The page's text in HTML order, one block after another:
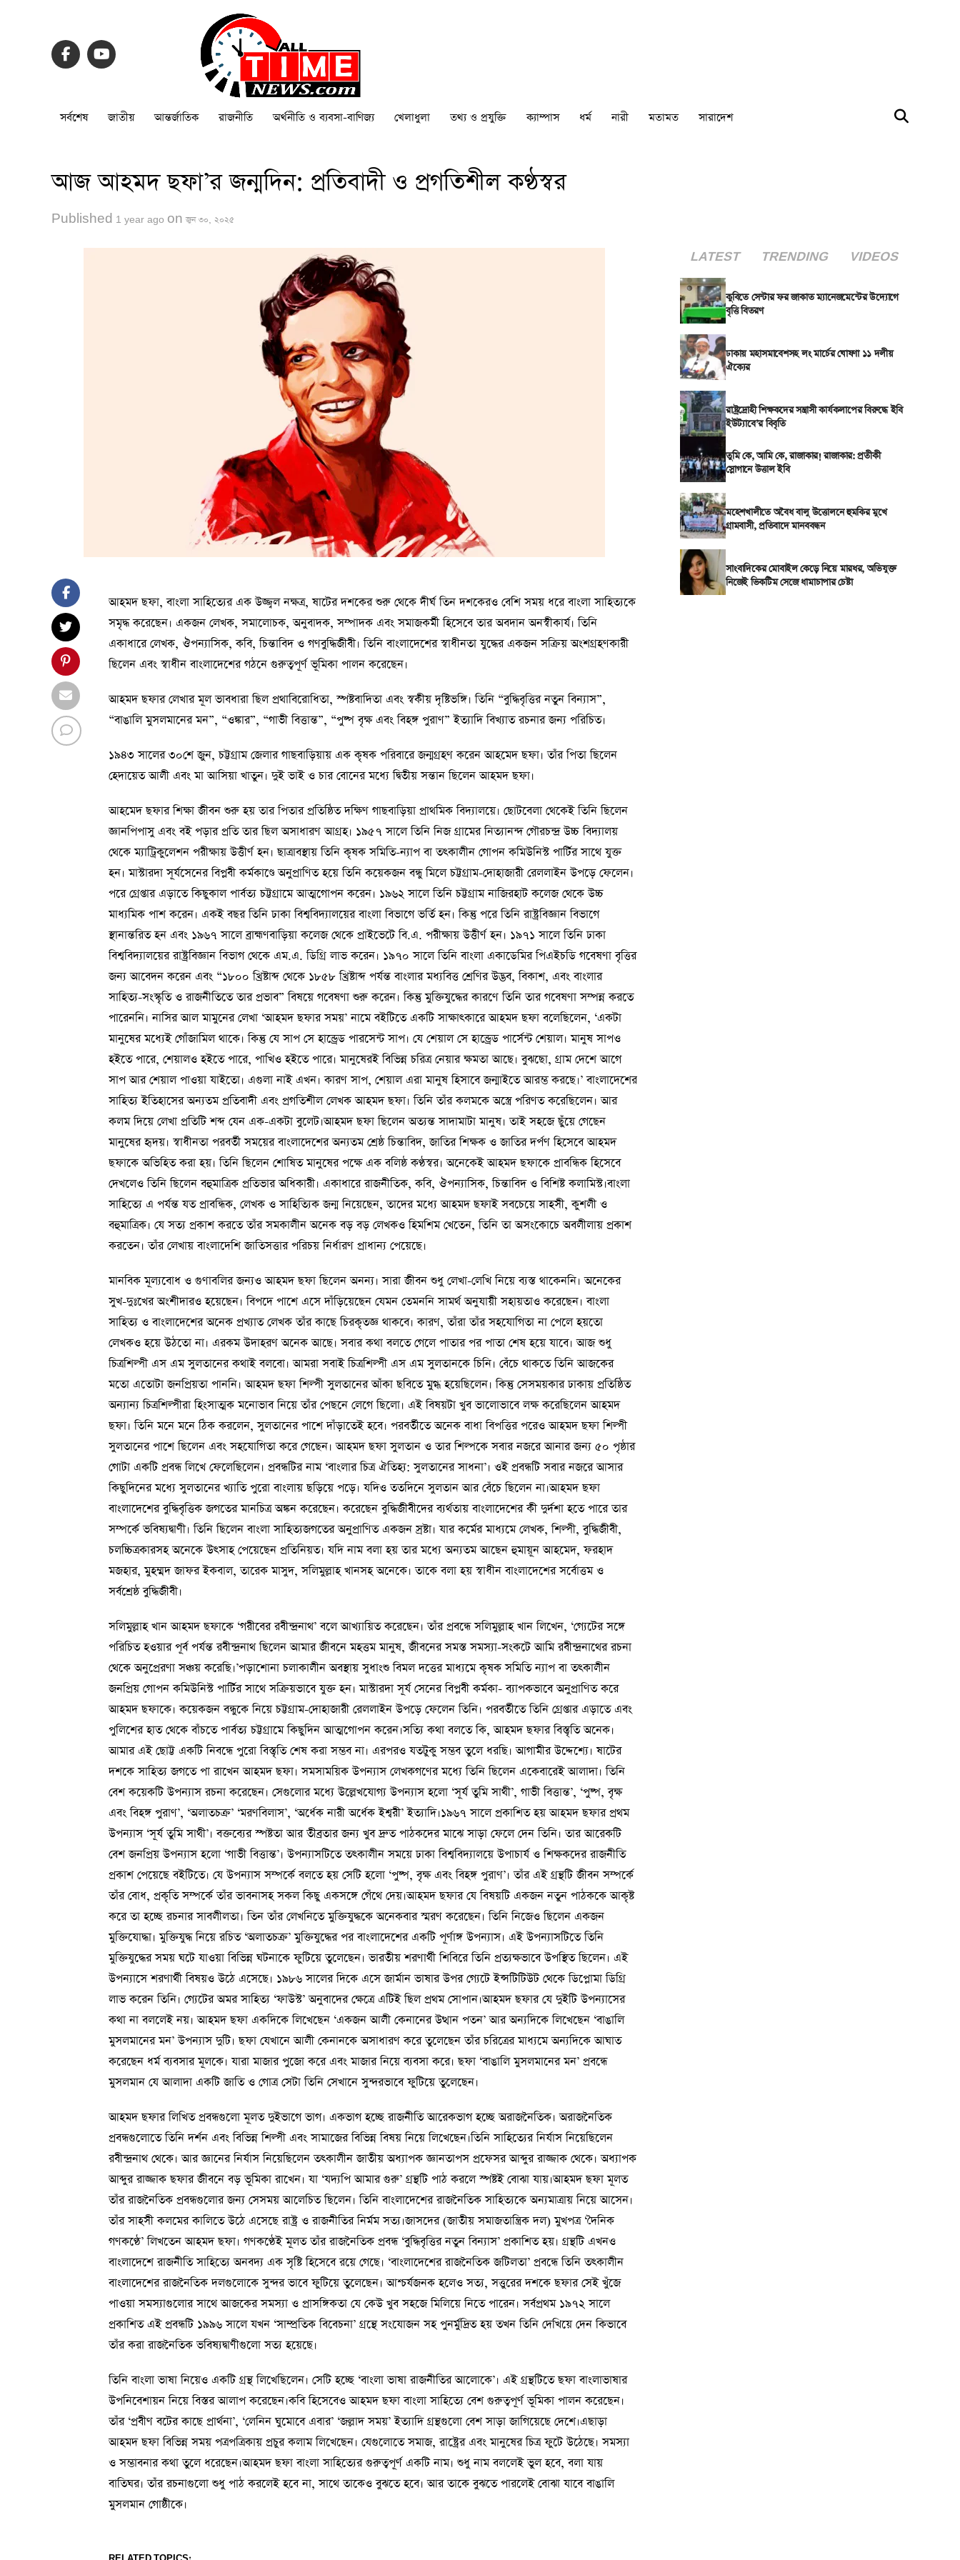
সর্বশেষ জাতীয় আন্তর্জাতিক রাজনীতি অর্থনীতি ও ব্যবসা-বাণিজ্য খেলাধুলা তথ্য ও প্রযুক্তি ক্যাম্পাস ধর্ম নারী মতামত সারাদেশ
আজ আহমদ ছফা’র জন্মদিন: প্রতিবাদী ও প্রগতিশীল কণ্ঠস্বর
Published 1 year ago on জুন ৩০, ২০২৫
আহমদ ছফা, বাংলা সাহিত্যের এক উজ্জ্বল নক্ষত্র, ষাটের দশকের শুরু থেকে দীর্ঘ তিন দশকেরও বেশি সময় ধরে বাংলা সাহিত্যকে
সমৃদ্ধ করেছেন। একজন লেখক, সমালোচক, অনুবাদক, সম্পাদক এবং সমাজকর্মী হিসেবে তার অবদান অনস্বীকার্য। তিনি
একাধারে লেখক, ঔপন্যাসিক, কবি, চিন্তাবিদ ও গণবুদ্ধিজীবী। তিনি বাংলাদেশের স্বাধীনতা যুদ্ধের একজন সক্রিয় অংশগ্রহণকারী
ছিলেন এবং স্বাধীন বাংলাদেশের গঠনে গুরুত্বপূর্ণ ভূমিকা পালন করেছেন।
আহমদ ছফার লেখার মূল ভাবধারা ছিল প্রথাবিরোধিতা, স্পষ্টবাদিতা এবং স্বকীয় দৃষ্টিভঙ্গি। তিনি “বুদ্ধিবৃত্তির নতুন বিন্যাস”,
“বাঙালি মুসলমানের মন”, “ওঙ্কার”, “গাভী বিত্তান্ত”, “পুষ্প বৃক্ষ এবং বিহঙ্গ পুরাণ” ইত্যাদি বিখ্যাত রচনার জন্য পরিচিত।
১৯৪৩ সালের ৩০শে জুন, চট্টগ্রাম জেলার গাছবাড়িয়ায় এক কৃষক পরিবারে জন্মগ্রহণ করেন আহমেদ ছফা। তাঁর পিতা ছিলেন
হেদায়েত আলী এবং মা আসিয়া খাতুন। দুই ভাই ও চার বোনের মধ্যে দ্বিতীয় সন্তান ছিলেন আহমদ ছফা।
আহমেদ ছফার শিক্ষা জীবন শুরু হয় তার পিতার প্রতিষ্ঠিত দক্ষিণ গাছবাড়িয়া প্রাথমিক বিদ্যালয়ে। ছোটবেলা থেকেই তিনি ছিলেন
জ্ঞানপিপাসু এবং বই পড়ার প্রতি তার ছিল অসাধারণ আগ্রহ। ১৯৫৭ সালে তিনি নিজ গ্রামের নিত্যানন্দ গৌরচন্দ্র উচ্চ বিদ্যালয়
থেকে ম্যাট্রিকুলেশন পরীক্ষায় উত্তীর্ণ হন। ছাত্রাবস্থায় তিনি কৃষক সমিতি-ন্যাপ বা তৎকালীন গোপন কমিউনিস্ট পার্টির সাথে যুক্ত
হন। মাস্টারদা সূর্যসেনের বিপ্লবী কর্মকাণ্ডে অনুপ্রাণিত হয়ে তিনি কয়েকজন বন্ধু মিলে চট্টগ্রাম-দোহাজারী রেললাইন উপড়ে ফেলেন।
পরে গ্রেপ্তার এড়াতে কিছুকাল পার্বত্য চট্টগ্রামে আত্মগোপন করেন। ১৯৬২ সালে তিনি চট্টগ্রাম নাজিরহাট কলেজ থেকে উচ্চ
মাধ্যমিক পাশ করেন। একই বছর তিনি ঢাকা বিশ্ববিদ্যালয়ের বাংলা বিভাগে ভর্তি হন। কিন্তু পরে তিনি রাষ্ট্রবিজ্ঞান বিভাগে
স্থানান্তরিত হন এবং ১৯৬৭ সালে ব্রাহ্মণবাড়িয়া কলেজ থেকে প্রাইভেটে বি.এ. পরীক্ষায় উত্তীর্ণ হন। ১৯৭১ সালে তিনি ঢাকা
বিশ্ববিদ্যালয়ের রাষ্ট্রবিজ্ঞান বিভাগ থেকে এম.এ. ডিগ্রি লাভ করেন। ১৯৭০ সালে তিনি বাংলা একাডেমির পিএইচডি গবেষণা বৃত্তির
জন্য আবেদন করেন এবং “১৮০০ খ্রিষ্টাব্দ থেকে ১৮৫৮ খ্রিষ্টাব্দ পর্যন্ত বাংলার মধ্যবিত্ত শ্রেণির উদ্ভব, বিকাশ, এবং বাংলার
সাহিত্য-সংস্কৃতি ও রাজনীতিতে তার প্রভাব” বিষয়ে গবেষণা শুরু করেন। কিন্তু মুক্তিযুদ্ধের কারণে তিনি তার গবেষণা সম্পন্ন করতে
পারেননি। নাসির আল মামুনের লেখা ‘আহমদ ছফার সময়’ নামে বইটিতে একটি সাক্ষাৎকারে আহমদ ছফা বলেছিলেন, ‘একটা
মানুষের মধ্যেই গোঁজামিল থাকে। কিন্তু যে সাপ সে হান্ড্রেড পারসেন্ট সাপ। যে শেয়াল সে হান্ড্রেড পার্সেন্ট শেয়াল। মানুষ সাপও
হইতে পারে, শেয়ালও হইতে পারে, পাখিও হইতে পারে। মানুষেরই বিভিন্ন চরিত্র নেয়ার ক্ষমতা আছে। বুঝছো, গ্রাম দেশে আগে
সাপ আর শেয়াল পাওয়া যাইতো। এগুলা নাই এখন। কারণ সাপ, শেয়াল এরা মানুষ হিসাবে জন্মাইতে আরম্ভ করছে।’ বাংলাদেশের
সাহিত্য ইতিহাসের অন্যতম প্রতিবাদী এবং প্রগতিশীল লেখক আহমদ ছফা। তিনি তাঁর কলমকে অস্ত্রে পরিণত করেছিলেন। আর
কলম দিয়ে লেখা প্রতিটি শব্দ যেন এক-একটা বুলেট।আহমদ ছফা ছিলেন অত্যন্ত সাদামাটা মানুষ। তাই সহজে ছুঁয়ে গেছেন
মানুষের হৃদয়। স্বাধীনতা পরবর্তী সময়ের বাংলাদেশের অন্যতম শ্রেষ্ঠ চিন্তাবিদ, জাতির শিক্ষক ও জাতির দর্পণ হিসেবে আহমদ
ছফাকে অভিহিত করা হয়। তিনি ছিলেন শোষিত মানুষের পক্ষে এক বলিষ্ঠ কণ্ঠস্বর। অনেকেই আহমদ ছফাকে প্রাবন্ধিক হিসেবে
দেখলেও তিনি ছিলেন বহুমাত্রিক প্রতিভার অধিকারী। একাধারে রাজনীতিক, কবি, ঔপন্যাসিক, চিন্তাবিদ ও বিশিষ্ট কলামিস্ট।বাংলা
সাহিত্যে এ পর্যন্ত যত প্রাবন্ধিক, লেখক ও সাহিত্যিক জন্ম নিয়েছেন, তাদের মধ্যে আহমদ ছফাই সবচেয়ে সাহসী, কুশলী ও
বহুমাত্রিক। যে সত্য প্রকাশ করতে তাঁর সমকালীন অনেক বড় বড় লেখকও হিমশিম খেতেন, তিনি তা অসংকোচে অবলীলায় প্রকাশ
করতেন। তাঁর লেখায় বাংলাদেশি জাতিসত্তার পরিচয় নির্ধারণ প্রাধান্য পেয়েছে।
মানবিক মূল্যবোধ ও গুণাবলির জন্যও আহমদ ছফা ছিলেন অনন্য। সারা জীবন শুধু লেখা-লেখি নিয়ে ব্যস্ত থাকেননি। অনেকের
সুখ-দুঃখের অংশীদারও হয়েছেন। বিপদে পাশে এসে দাঁড়িয়েছেন যেমন তেমননি সামর্থ অনুযায়ী সহায়তাও করেছেন। বাংলা
সাহিত্য ও বাংলাদেশের অনেক প্রখ্যাত লেখক তাঁর কাছে চিরকৃতজ্ঞ থাকবে। কারণ, তাঁরা তাঁর সহযোগিতা না পেলে হয়তো
লেখকও হয়ে উঠতো না। এরকম উদাহরণ অনেক আছে। সবার কথা বলতে গেলে পাতার পর পাতা শেষ হয়ে যাবে। আজ শুধু
চিত্রশিল্পী এস এম সুলতানের কথাই বলবো। আমরা সবাই চিত্রশিল্পী এস এম সুলতানকে চিনি। বেঁচে থাকতে তিনি আজকের
মতো এতোটা জনপ্রিয়তা পাননি। আহমদ ছফা শিল্পী সুলতানের আঁকা ছবিতে মুগ্ধ হয়েছিলেন। কিন্তু সেসময়কার ঢাকায় প্রতিষ্ঠিত
অন্যান্য চিত্রশিল্পীরা হিংসাত্মক মনোভাব নিয়ে তাঁর পেছনে লেগে ছিলো। এই বিষয়টা খুব ভালোভাবে লক্ষ করেছিলেন আহমদ
ছফা। তিনি মনে মনে ঠিক করলেন, সুলতানের পাশে দাঁড়াতেই হবে। পরবর্তীতে অনেক বাধা বিপত্তির পরেও আহমদ ছফা শিল্পী
সুলতানের পাশে ছিলেন এবং সহযোগিতা করে গেছেন। আহমদ ছফা সুলতান ও তার শিল্পকে সবার নজরে আনার জন্য ৫০ পৃষ্ঠার
গোটা একটি প্রবন্ধ লিখে ফেলেছিলেন। প্রবন্ধটির নাম ‘বাংলার চিত্র ঐতিহ্য: সুলতানের সাধনা’। ওই প্রবন্ধটি সবার নজরে আসার
কিছুদিনের মধ্যে সুলতানের খ্যাতি পুরো বাংলায় ছড়িয়ে পড়ে। যদিও ততদিনে সুলতান আর বেঁচে ছিলেন না।আহমদ ছফা
বাংলাদেশের বুদ্ধিবৃত্তিক জগতের মানচিত্র অঙ্কন করেছেন। করেছেন বুদ্ধিজীবীদের ব্যর্থতায় বাংলাদেশের কী দুর্দশা হতে পারে তার
সম্পর্কে ভবিষ্যদ্বাণী। তিনি ছিলেন বাংলা সাহিত্যজগতের অনুপ্রাণিত একজন স্রষ্টা। যার কর্মের মাধ্যমে লেখক, শিল্পী, বুদ্ধিজীবী,
চলচ্চিত্রকারসহ অনেকে উৎসাহ পেয়েছেন প্রতিনিয়ত। যদি নাম বলা হয় তার মধ্যে অন্যতম আছেন হুমায়ূন আহমেদ, ফরহাদ
মজহার, মুহম্মদ জাফর ইকবাল, তারেক মাসুদ, সলিমুল্লাহ খানসহ অনেকে। তাকে বলা হয় স্বাধীন বাংলাদেশের সর্বোত্তম ও
সর্বশ্রেষ্ঠ বুদ্ধিজীবী।
সলিমুল্লাহ খান আহমদ ছফাকে ‘গরীবের রবীন্দ্রনাথ’ বলে আখ্যায়িত করেছেন। তাঁর প্রবন্ধে সলিমুল্লাহ খান লিখেন, ‘গ্যেটের সঙ্গে
পরিচিত হওয়ার পূর্ব পর্যন্ত রবীন্দ্রনাথ ছিলেন আমার জীবনে মহত্তম মানুষ, জীবনের সমস্ত সমস্যা-সংকটে আমি রবীন্দ্রনাথের রচনা
থেকে অনুপ্রেরণা সঞ্চয় করেছি।’পড়াশোনা চলাকালীন অবস্থায় সুধাংশু বিমল দত্তের মাধ্যমে কৃষক সমিতি ন্যাপ বা তৎকালীন
জনপ্রিয় গোপন কমিউনিস্ট পার্টির সাথে সক্রিয়ভাবে যুক্ত হন। মাস্টারদা সূর্য সেনের বিপ্লবী কর্মকা- ব্যাপকভাবে অনুপ্রাণিত করে
আহমদ ছফাকে। কয়েকজন বন্ধুকে নিয়ে চট্টগ্রাম-দোহাজারী রেললাইন উপড়ে ফেলেন তিনি। পরবর্তীতে তিনি গ্রেপ্তার এড়াতে এবং
পুলিশের হাত থেকে বাঁচতে পার্বত্য চট্টগ্রামে কিছুদিন আত্মগোপন করেন।সত্যি কথা বলতে কি, আহমদ ছফার বিস্তৃতি অনেক।
আমার এই ছোট্ট একটি নিবন্ধে পুরো বিস্তৃতি শেষ করা সম্ভব না। এরপরও যতটুকু সম্ভব তুলে ধরছি। আগামীর উদ্দেশ্যে। ষাটের
দশকে সাহিত্য জগতে পা রাখেন আহমদ ছফা। সমসাময়িক উপন্যাস লেখকগণের মধ্যে তিনি ছিলেন একেবারেই আলাদা। তিনি
বেশ কয়েকটি উপন্যাস রচনা করেছেন। সেগুলোর মধ্যে উল্লেখযোগ্য উপন্যাস হলো ‘সূর্য তুমি সাথী’, গাভী বিত্তান্ত’, ‘পুষ্প, বৃক্ষ
এবং বিহঙ্গ পুরাণ’, ‘অলাতচক্র’ ‘মরণবিলাস’, ‘অর্ধেক নারী অর্ধেক ইশ্বরী’ ইত্যাদি।১৯৬৭ সালে প্রকাশিত হয় আহমদ ছফার প্রথম
উপন্যাস ‘সূর্য তুমি সাথী’। বক্তব্যের স্পষ্টতা আর তীব্রতার জন্য খুব দ্রুত পাঠকদের মাঝে সাড়া ফেলে দেন তিনি। তার আরেকটি
বেশ জনপ্রিয় উপন্যাস হলো ‘গাভী বিত্তান্ত’। উপন্যাসটিতে তৎকালীন সময়ে ঢাকা বিশ্ববিদ্যালয়ে উপাচার্য ও শিক্ষকদের রাজনীতি
প্রকাশ পেয়েছে বইটিতে। যে উপন্যাস সম্পর্কে বলতে হয় সেটি হলো ‘পুষ্প, বৃক্ষ এবং বিহঙ্গ পুরাণ’। তাঁর এই গ্রন্থটি জীবন সম্পর্কে
তাঁর বোধ, প্রকৃতি সম্পর্কে তাঁর ভাবনাসহ সকল কিছু একসঙ্গে গেঁথে দেয়।আহমদ ছফার যে বিষয়টি একজন নতুন পাঠককে আকৃষ্ট
করে তা হচ্ছে রচনার সাবলীলতা। তিন তাঁর লেখনিতে মুক্তিযুদ্ধকে অনেকবার স্মরণ করেছেন। তিনি নিজেও ছিলেন একজন
মুক্তিযোদ্ধা। মুক্তিযুদ্ধ নিয়ে রচিত ‘অলাতচক্র’ মুক্তিযুদ্ধের পর বাংলাদেশের একটি পূর্ণাঙ্গ উপন্যাস। এই উপন্যাসটিতে তিনি
মুক্তিযুদ্ধের সময় ঘটে যাওয়া বিভিন্ন ঘটনাকে ফুটিয়ে তুলেছেন। ভারতীয় শরণার্থী শিবিরে তিনি প্রত্যক্ষভাবে উপস্থিত ছিলেন। এই
উপন্যাসে শরণার্থী বিষয়ও উঠে এসেছে। ১৯৮৬ সালের দিকে এসে জার্মান ভাষার উপর গ্যেটে ইন্সটিটিউট থেকে ডিপ্লোমা ডিগ্রি
লাভ করেন তিনি। গ্যেটের অমর সাহিত্য ‘ফাউস্ট’ অনুবাদের ক্ষেত্রে এটিই ছিল প্রথম সোপান।আহমদ ছফার যে দুইটি উপন্যাসের
কথা না বললেই নয়। আহমদ ছফা একদিকে লিখেছেন ‘একজন আলী কেনানের উত্থান পতন’ আর অন্যদিকে লিখেছেন ‘বাঙালি
মুসলমানের মন’ উপন্যাস দুটি। ছফা যেখানে আলী কেনানকে অসাধারণ করে তুলেছেন তাঁর চরিত্রের মাধ্যমে অন্যদিকে আঘাত
করেছেন ধর্ম ব্যবসার মূলকে। যারা মাজার পুজো করে এবং মাজার নিয়ে ব্যবসা করে। ছফা ‘বাঙালি মুসলমানের মন’ প্রবন্ধে
মুসলমান যে আলাদা একটি জাতি ও গোত্র সেটা তিনি সেখানে সুন্দরভাবে ফুটিয়ে তুলেছেন।
আহমদ ছফার লিখিত প্রবন্ধগুলো মূলত দুইভাগে ভাগ। একভাগ হচ্ছে রাজনীতি আরেকভাগ হচ্ছে অরাজনৈতিক। অরাজনৈতিক
প্রবন্ধগুলোতে তিনি দর্শন এবং বিভিন্ন শিল্পী এবং সামাজের বিভিন্ন বিষয় নিয়ে লিখেছেন।তিনি সাহিত্যের নির্যাস নিয়েছিলেন
রবীন্দ্রনাথ থেকে। আর জ্ঞানের নির্যাস নিয়েছিলেন তৎকালীন জাতীয় অধ্যাপক জ্ঞানতাপস প্রফেসর আব্দুর রাজ্জাক থেকে। অধ্যাপক
আব্দুর রাজ্জাক ছফার জীবনে বড় ভূমিকা রাখেন। যা ‘যদ্যপি আমার গুরু’ গ্রন্থটি পাঠ করলে স্পষ্টই বোঝা যায়।আহমদ ছফা মূলত
তাঁর রাজনৈতিক প্রবন্ধগুলোর জন্য সেসময় আলেচিত ছিলেন। তিনি বাংলাদেশের রাজনৈতিক সাহিত্যকে অন্যমাত্রায় নিয়ে আসেন।
তাঁর সাহসী কলমের কালিতে উঠে এসেছে রাষ্ট্র ও রাজনীতির নির্মম সত্য।জাসদের (জাতীয় সমাজতান্ত্রিক দল) মুখপত্র ‘দৈনিক
গণকণ্ঠে’ লিখতেন আহমদ ছফা। গণকণ্ঠেই মূলত তাঁর রাজনৈতিক প্রবন্ধ ‘বুদ্ধিবৃত্তির নতুন বিন্যাস’ প্রকাশিত হয়। গ্রন্থটি এখনও
বাংলাদেশে রাজনীতি সাহিত্যে অনবদ্য এক সৃষ্টি হিসেবে রয়ে গেছে। ‘বাংলাদেশের রাজনৈতিক জটিলতা’ প্রবন্ধে তিনি তৎকালীন
বাংলাদেশের রাজনৈতিক দলগুলোকে সুন্দর ভাবে ফুটিয়ে তুলেছেন। আশ্চর্যজনক হলেও সত্য, সত্তুরের দশকে ছফার সেই খুঁজে
পাওয়া সমস্যাগুলোর সাথে আজকের সমস্যা ও প্রাসঙ্গিকতা যে কেউ খুব সহজে মিলিয়ে নিতে পারেন। সর্বপ্রথম ১৯৭২ সালে
প্রকাশিত এই প্রবন্ধটি ১৯৯৬ সালে যখন ‘সাম্প্রতিক বিবেচনা’ গ্রন্থে সংযোজন সহ পুনর্মুদ্রিত হয় তখন তিনি দেখিয়ে দেন কিভাবে
তাঁর করা রাজনৈতিক ভবিষ্যদ্বাণীগুলো সত্য হয়েছে।
তিনি বাংলা ভাষা নিয়েও একটি গ্রন্থ লিখেছিলেন। সেটি হচ্ছে ‘বাংলা ভাষা রাজনীতির আলোকে’। এই গ্রন্থটিতে ছফা বাংলাভাষার
উপনিবেশায়ন নিয়ে বিস্তর আলাপ করেছেন।কবি হিসেবেও আহমদ ছফা বাংলা সাহিত্যে বেশ গুরুত্বপূর্ণ ভূমিকা পালন করেছেন।
তাঁর ‘প্রবীণ বটের কাছে প্রার্থনা’, ‘লেনিন ঘুমোবে এবার’ ‘জল্লাদ সময়’ ইত্যাদি গ্রন্থগুলো বেশ সাড়া জাগিয়েছে দেশে।এছাড়া
আহমদ ছফা বিভিন্ন সময় পত্রপত্রিকায় প্রচুর কলাম লিখেছেন। যেগুলোতে সমাজ, রাষ্ট্রের এবং মানুষের চিত্র ফুটে উঠেছে। সমস্যা
ও সম্ভাবনার কথা তুলে ধরেছেন।আহমদ ছফা বাংলা সাহিত্যের গুরুত্বপূর্ণ একটি নাম। শুধু নাম বললেই ভুল হবে, বলা যায়
বাতিঘর। তাঁর রচনাগুলো শুধু পাঠ করলেই হবে না, সাথে তাকেও বুঝতে হবে। আর তাকে বুঝতে পারলেই বোঝা যাবে বাঙালি
মুসলমান গোষ্ঠীকে।
LATEST TRENDING VIDEOS
কুবিতে সেন্টার ফর জাকাত ম্যানেজমেন্টের উদ্যোগে
বৃত্তি বিতরণ
ঢাকায় মহাসমাবেশসহ লং মার্চের ঘোষণা ১১ দলীয়
ঐক্যের
রাষ্ট্রদ্রোহী শিক্ষকদের সন্ত্রাসী কার্যকলাপের বিরুদ্ধে ইবি
ইউট্যাবে’র বিবৃতি
তুমি কে, আমি কে, রাজাকার! রাজাকার: প্রতীকী
স্লোগানে উত্তাল ইবি
মহেশখালীতে অবৈধ বালু উত্তোলনে হুমকির মুখে
গ্রামবাসী, প্রতিবাদে মানববন্ধন
সাংবাদিকের মোবাইল কেড়ে নিয়ে মারধর, অভিযুক্ত
নিজেই ভিকটিম সেজে ধামাচাপার চেষ্টা